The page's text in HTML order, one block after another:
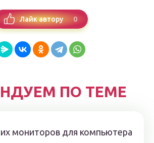
Лайк автору 0
ПО ТЕМЕ
мониторов для компьютера